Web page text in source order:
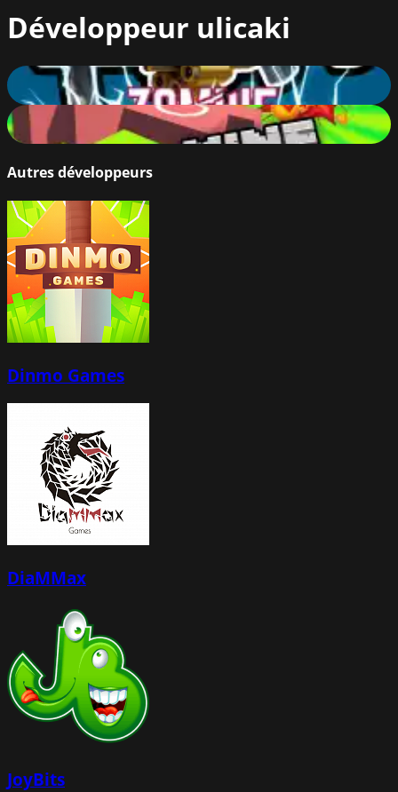
Développeur ulicaki
Zombie Bullet
79%
Mine Bomber
78
Autres développeurs
Dinmo Games
DiaMMax
JoyBits